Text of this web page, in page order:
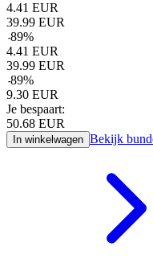
4.41 EUR
39.99 EUR
-89%
4.41 EUR
39.99 EUR
-89%
9.30 EUR
Je bespaart:
50.68 EUR
In winkelwagen Bekijk